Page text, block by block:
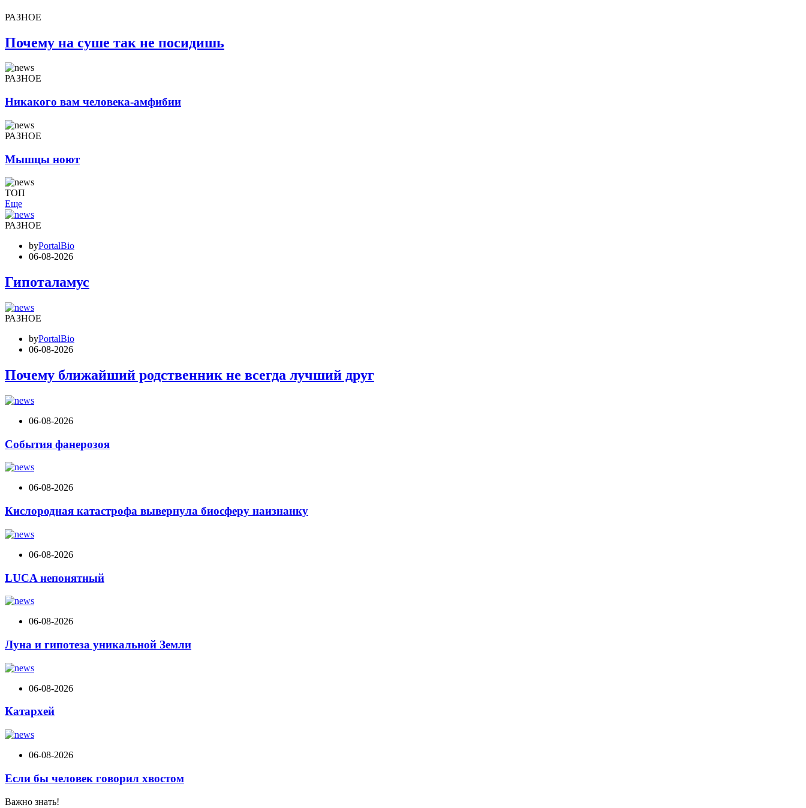
РАЗНОЕ
Почему на суше так не посидишь
РАЗНОЕ
Никакого вам человека-амфибии
РАЗНОЕ
Мышцы ноют
ТОП
Еще
РАЗНОЕ
byPortalBio
06-08-2026
Гипоталамус
РАЗНОЕ
byPortalBio
06-08-2026
Почему ближайший родственник не всегда лучший друг
06-08-2026
События фанерозоя
06-08-2026
Кислородная катастрофа вывернула биосферу наизнанку
06-08-2026
LUCA непонятный
06-08-2026
Луна и гипотеза уникальной Земли
06-08-2026
Катархей
06-08-2026
Если бы человек говорил хвостом
Важно знать!